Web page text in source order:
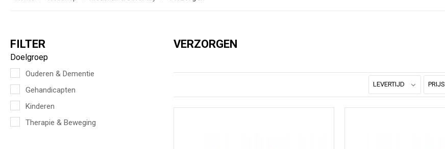
FILTER
Doelgroep
Ouderen & Dementie
Gehandicapten
Kinderen
Therapie & Beweging
VERZORGEN
LEVERTIJD PRIJS